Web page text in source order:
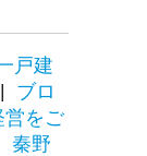
戸建
ブロ
営をご
秦野